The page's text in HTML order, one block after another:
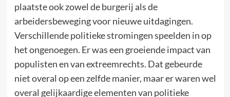
plaatste ook zowel de burgerij als de
arbeidersbeweging voor nieuwe uitdagingen.
Verschillende politieke stromingen speelden in op
het ongenoegen. Er was een groeiende impact van
populisten en van extreemrechts. Dat gebeurde
niet overal op een zelfde manier, maar er waren wel
overal gelijkaardige elementen van politieke